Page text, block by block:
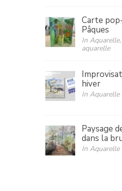
Carte
Pâques
In
aquarelle
hiver
In Aquarelle
Paysage
dans la
In Aquarelle